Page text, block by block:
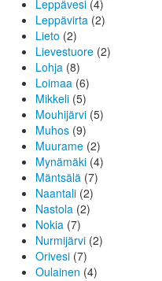
Leppävesi (4)
Leppävirta (2)
Lieto (2)
Lievestuore (2)
Lohja (8)
Loimaa (6)
Mikkeli (5)
Mouhijärvi (5)
Muhos (9)
Muurame (2)
Mynämäki (4)
Mäntsälä (7)
Naantali (2)
Nastola (2)
Nokia (7)
Nurmijärvi (2)
Orivesi (7)
Oulainen (4)